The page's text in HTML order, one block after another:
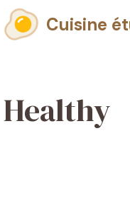
Cuisine
Healthy